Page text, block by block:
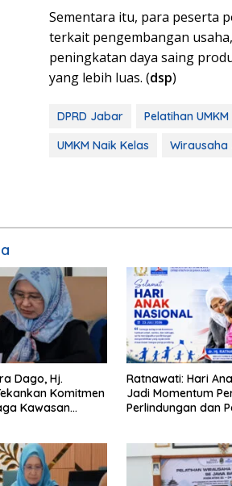
Sementara itu, para peserta
terkait pengembangan
peningkatan daya saing
yang lebih luas. (dsp)
DPRD Jabar Pelatihan UMKM
UMKM Naik Kelas
Dago, Hj.
Komitmen
Kawasan
Ratnawati: Hari
Jadi Momentum
Perlindungan dan